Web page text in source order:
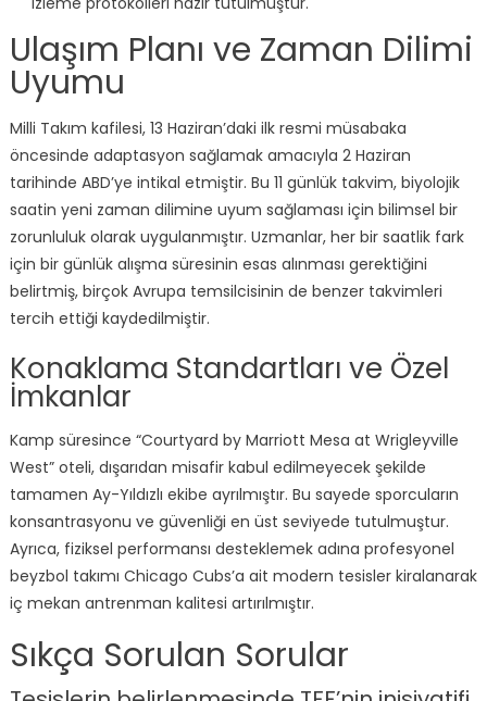
Ulaşım Planı ve Zaman Dilimi
Uyumu
Milli Takım kafilesi, 13 Haziran’daki ilk resmi müsabaka
öncesinde adaptasyon sağlamak amacıyla 2 Haziran
tarihinde ABD’ye intikal etmiştir. Bu 11 günlük takvim, biyolojik
saatin yeni zaman dilimine uyum sağlaması için bilimsel bir
zorunluluk olarak uygulanmıştır. Uzmanlar, her bir saatlik fark
için bir günlük alışma süresinin esas alınması gerektiğini
belirtmiş, birçok Avrupa temsilcisinin de benzer takvimleri
tercih ettiği kaydedilmiştir.
Konaklama Standartları ve Özel
İmkanlar
Kamp süresince “Courtyard by Marriott Mesa at Wrigleyville
West” oteli, dışarıdan misafir kabul edilmeyecek şekilde
tamamen Ay-Yıldızlı ekibe ayrılmıştır. Bu sayede sporcuların
konsantrasyonu ve güvenliği en üst seviyede tutulmuştur.
Ayrıca, fiziksel performansı desteklemek adına profesyonel
beyzbol takımı Chicago Cubs’a ait modern tesisler kiralanarak
iç mekan antrenman kalitesi artırılmıştır.
Sıkça Sorulan Sorular